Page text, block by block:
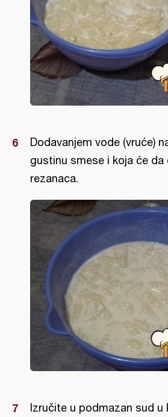
Dodavanjem vode (vruće)
gustinu smese i koja će
rezanaca.
Izručite u podmazan sud